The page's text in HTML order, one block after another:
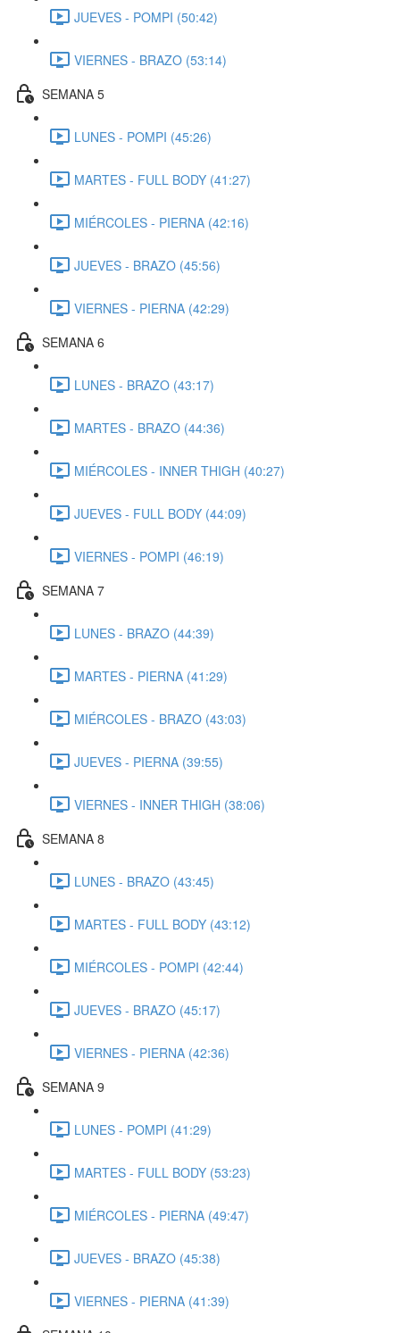
JUEVES - POMPI (50:42)
VIERNES - BRAZO (53:14)
SEMANA 5
LUNES - POMPI (45:26)
MARTES - FULL BODY (41:27)
MIÉRCOLES - PIERNA (42:16)
JUEVES - BRAZO (45:56)
VIERNES - PIERNA (42:29)
SEMANA 6
LUNES - BRAZO (43:17)
MARTES - BRAZO (44:36)
MIÉRCOLES - INNER THIGH (40:27)
JUEVES - FULL BODY (44:09)
VIERNES - POMPI (46:19)
SEMANA 7
LUNES - BRAZO (44:39)
MARTES - PIERNA (41:29)
MIÉRCOLES - BRAZO (43:03)
JUEVES - PIERNA (39:55)
VIERNES - INNER THIGH (38:06)
SEMANA 8
LUNES - BRAZO (43:45)
MARTES - FULL BODY (43:12)
MIÉRCOLES - POMPI (42:44)
JUEVES - BRAZO (45:17)
VIERNES - PIERNA (42:36)
SEMANA 9
LUNES - POMPI (41:29)
MARTES - FULL BODY (53:23)
MIÉRCOLES - PIERNA (49:47)
JUEVES - BRAZO (45:38)
VIERNES - PIERNA (41:39)